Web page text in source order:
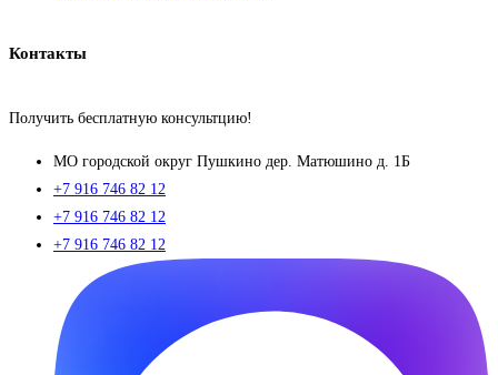
Контакты
Получить бесплатную консультцию!
МO городской округ Пушкино дер. Матюшино д. 1Б
+7 916 746 82 12
+7 916 746 82 12
+7 916 746 82 12